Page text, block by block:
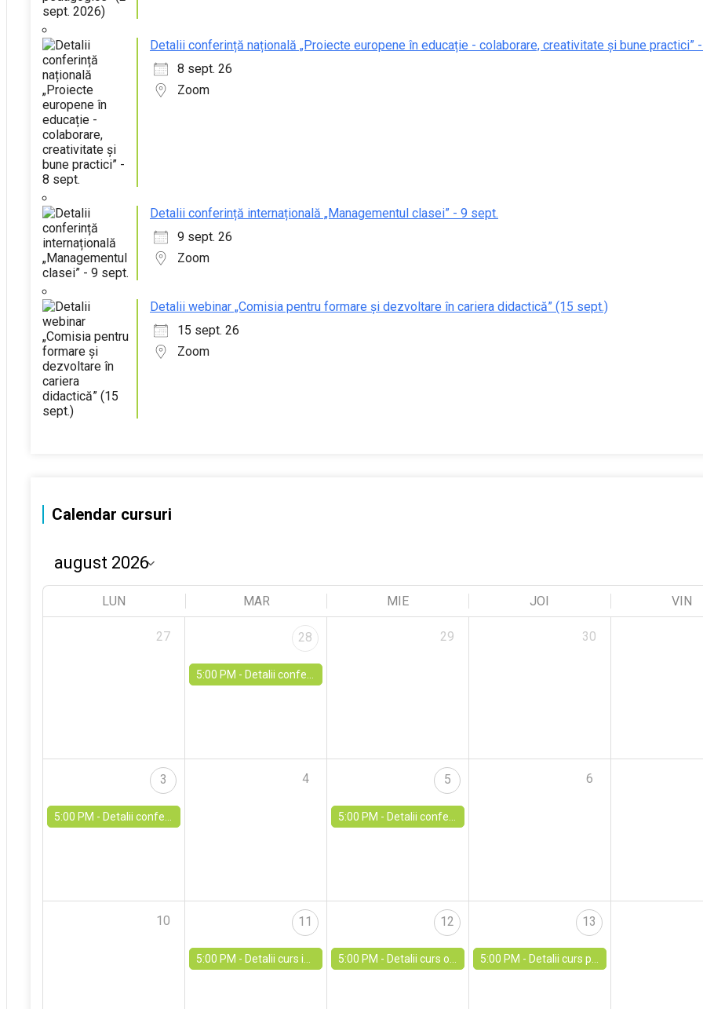
Detalii conferință națională „Proiecte europene în educație - colaborare, creativitate și bune practici”
8 sept. 26
Zoom
Detalii conferință internațională „Managementul clasei” - 9 sept.
9 sept. 26
Zoom
Detalii webinar „Comisia pentru formare și dezvoltare în cariera didactică” (15 sept.)
15 sept. 26
Zoom
Calendar cursuri
LUN MAR MIE JOI VIN
27 28
5:00 PM - Detalii conferință europeană „Educația pentru valori” - 28 iul.
29 30
3
5:00 PM - Detalii conferință internațională „Starea de bine în educație” - 3 aug.
4 5
5:00 PM - Detalii conferință internațională „Anxietatea în mediul școlar” - 5 aug.
6
10 11
5:00 PM - Detalii curs internaț. Belgia „Clase vii - motivația elevilor, diversitate cognitivă și bucuria de a învăța” - 11 aug.
12
5:00 PM - Detalii curs online concurs directori „Planul managerial: elaborare pas cu pas” - 12 august
13
5:00 PM - Detalii curs practic „Platforma ARACIP” - 13 aug.